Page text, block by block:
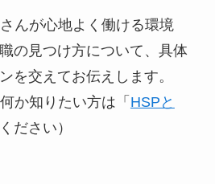
んが心地よく働ける環境
の見つけ方について、具体
を交えてお伝えします。
か知りたい方は「 HSPと
ださい）